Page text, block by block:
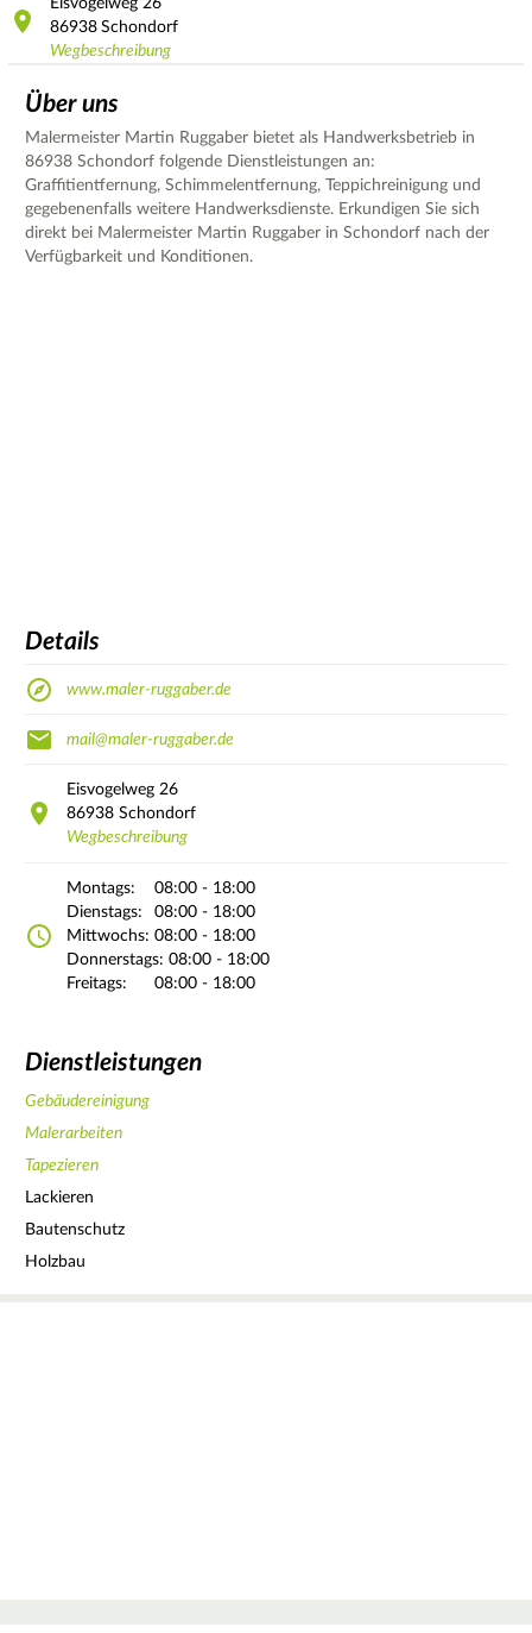
86938 Schondorf
Wegbeschreibung
Über uns
Malermeister Martin Ruggaber bietet als Handwerksbetrieb in
86938 Schondorf folgende Dienstleistungen an:
Graffitientfernung, Schimmelentfernung, Teppichreinigung und
gegebenenfalls weitere Handwerksdienste. Erkundigen Sie sich
direkt bei Malermeister Martin Ruggaber in Schondorf nach der
Verfügbarkeit und Konditionen.
Details
www.maler-ruggaber.de
mail@maler-ruggaber.de
Eisvogelweg 26
86938 Schondorf
Wegbeschreibung
Montags:
08:00 - 18:00
Dienstags:
08:00 - 18:00
Mittwochs: 08:00 - 18:00
Donnerstags: 08:00 - 18:00
Freitags:
08:00 - 18:00
Dienstleistungen
Gebäudereinigung
Malerarbeiten
Tapezieren
Lackieren
Bautenschutz
Holzbau